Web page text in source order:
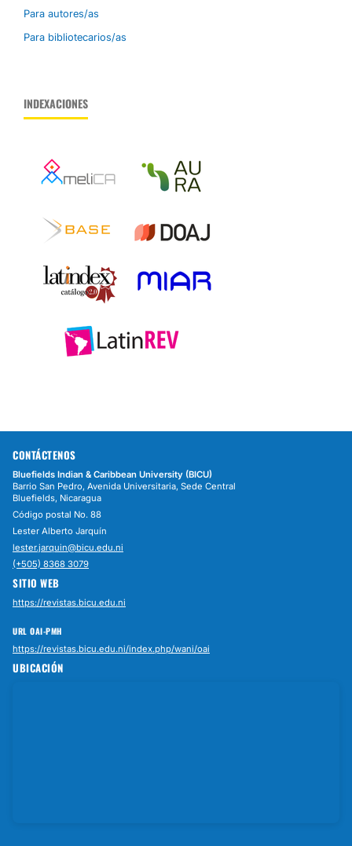
Para autores/as
Para bibliotecarios/as
INDEXACIONES
CONTÁCTENOS
Bluefields Indian & Caribbean University (BICU)
Barrio San Pedro, Avenida Universitaria, Sede Central
Bluefields, Nicaragua
Código postal No. 88
Lester Alberto Jarquín
lester.jarquin@bicu.edu.ni
(+505) 8368 3079
SITIO WEB
https://revistas.bicu.edu.ni
URL OAI-PMH
https://revistas.bicu.edu.ni/index.php/wani/oai
UBICACIÓN